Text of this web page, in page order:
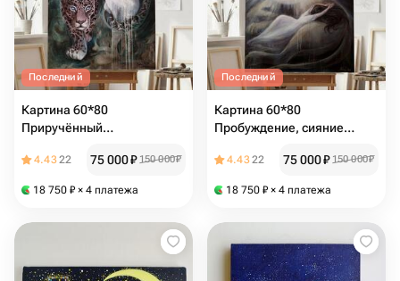
Последний
Картина 60*80
Приручённый
4.4322 75 000₽ 150 000₽
18 750 ₽ × 4 платежа
Последний
Картина 60*80
Пробуждение, сияние
4.4322 75 000₽ 150 000₽
18 750 ₽ × 4 платежа